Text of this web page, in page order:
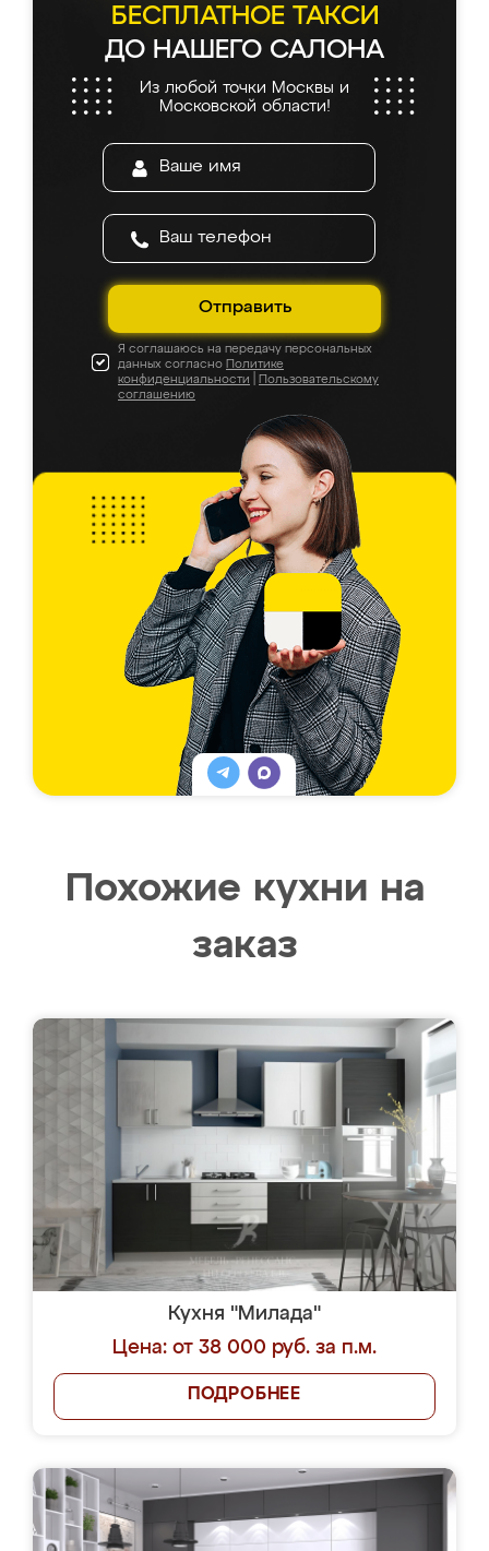
БЕСПЛАТНОЕ ТАКСИ
ДО НАШЕГО САЛОНА
Из любой точки Москвы и
Московской области!
Отправить
Я соглашаюсь на передачу персональных
данных согласно Политике
конфиденциальности
Пользовательскому
соглашению
Похожие кухни на
заказ
Кухня "Милада"
Цена: от 38 000 руб. за п.м.
ПОДРОБНЕЕ